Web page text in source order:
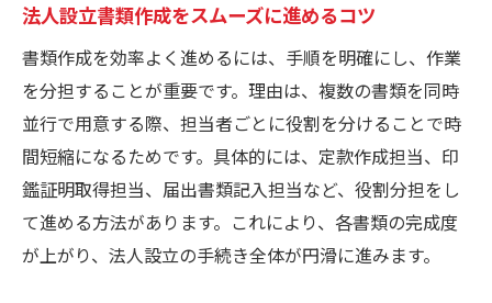
法人設立書類作成をスムーズに進めるコツ
書類作成を効率よく進めるには、手順を明確にし、作業
を分担することが重要です。理由は、複数の書類を同時
並行で用意する際、担当者ごとに役割を分けることで時
間短縮になるためです。具体的には、定款作成担当、印
鑑証明取得担当、届出書類記入担当など、役割分担をし
て進める方法があります。これにより、各書類の完成度
が上がり、法人設立の手続き全体が円滑に進みます。